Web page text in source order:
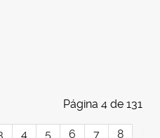
Página 4 de 131
4 5 6 7
8